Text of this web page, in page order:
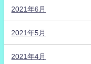
2021年6月
2021年5月
2021年4月